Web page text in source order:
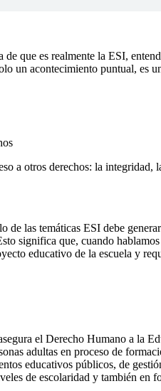
que es realmente la ESI,
un acontecimiento puntual, es
a otros de­re­chos: la
de las temáticas ESI debe
significa que, cuando
educativo de la escuela y
el De­re­cho Hu­mano a la
adultas en proceso de
edu­ca­ti­vos pú­bli­cos, de
de escolaridad y también en